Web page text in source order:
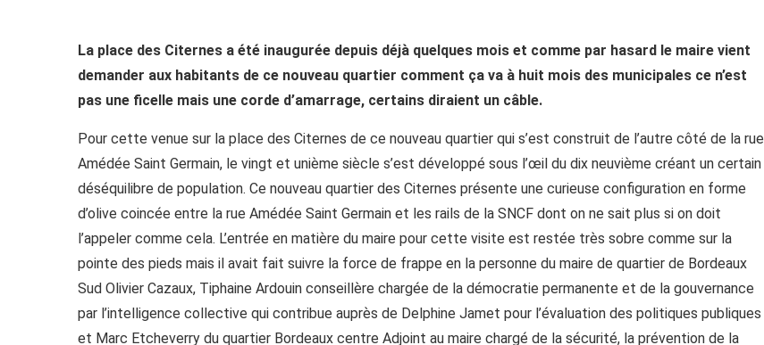
La place des Citernes a été inaugurée depuis déjà quelques mois et comme par hasard le maire vient
demander aux habitants de ce nouveau quartier comment ça va à huit mois des municipales ce n’est
pas une ficelle mais une corde d’amarrage, certains diraient un câble.
Pour cette venue sur la place des Citernes de ce nouveau quartier qui s’est construit de l’autre côté de la rue
Amédée Saint Germain, le vingt et unième siècle s’est développé sous l’œil du dix neuvième créant un certain
déséquilibre de population. Ce nouveau quartier des Citernes présente une curieuse configuration en forme
d’olive coincée entre la rue Amédée Saint Germain et les rails de la SNCF dont on ne sait plus si on doit
l’appeler comme cela. L’entrée en matière du maire pour cette visite est restée très sobre comme sur la
pointe des pieds mais il avait fait suivre la force de frappe en la personne du maire de quartier de Bordeaux
Sud Olivier Cazaux, Tiphaine Ardouin conseillère chargée de la démocratie permanente et de la gouvernance
par l’intelligence collective qui contribue auprès de Delphine Jamet pour l’évaluation des politiques publiques
et Marc Etcheverry du quartier Bordeaux centre Adjoint au maire chargé de la sécurité, la prévention de la